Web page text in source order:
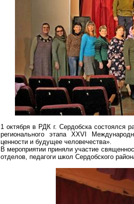
1 октября в РДК г. Сердобска состоялся
регионального этапа XXVI
ценности и будущее человечества».
В мероприятии приняли участие
отделов, педагоги школ Сердобского